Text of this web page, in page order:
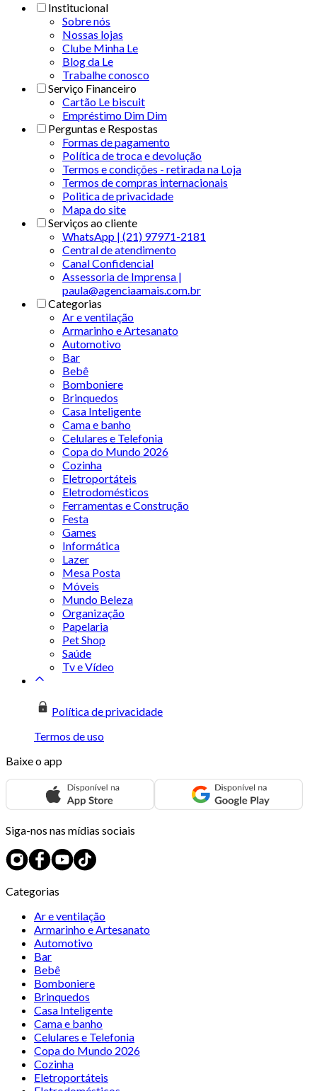
Institucional
Sobre nós
Nossas lojas
Clube Minha Le
Blog da Le
Trabalhe conosco
Serviço Financeiro
Cartão Le biscuit
Empréstimo Dim Dim
Perguntas e Respostas
Formas de pagamento
Política de troca e devolução
Termos e condições - retirada na Loja
Termos de compras internacionais
Politica de privacidade
Mapa do site
Serviços ao cliente
WhatsApp | (21) 97971-2181
Central de atendimento
Canal Confidencial
Assessoria de Imprensa |
paula@agenciaamais.com.br
Categorias
Ar e ventilação
Armarinho e Artesanato
Automotivo
Bar
Bebê
Bomboniere
Brinquedos
Casa Inteligente
Cama e banho
Celulares e Telefonia
Copa do Mundo 2026
Cozinha
Eletroportáteis
Eletrodomésticos
Ferramentas e Construção
Festa
Games
Informática
Lazer
Mesa Posta
Móveis
Mundo Beleza
Organização
Papelaria
Pet Shop
Saúde
Tv e Vídeo
Política de privacidade
Termos de uso
Baixe o app
Siga-nos nas mídias sociais
Categorias
Ar e ventilação
Armarinho e Artesanato
Automotivo
Bar
Bebê
Bomboniere
Brinquedos
Casa Inteligente
Cama e banho
Celulares e Telefonia
Copa do Mundo 2026
Cozinha
Eletroportáteis